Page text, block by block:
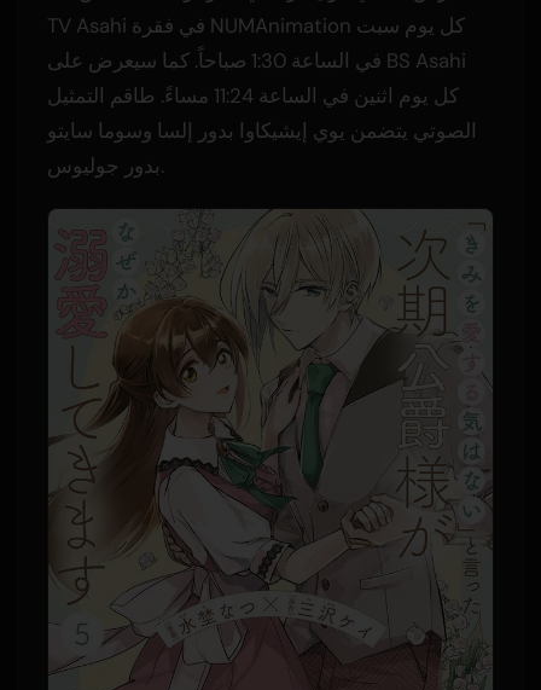
TV Asahi في فقرة NUMAnimation كل يوم سبت
في الساعة 1:30 صباحاً. كما سيعرض على BS Asahi
كل يوم اثنين في الساعة 11:24 مساءً. طاقم التمثيل
الصوتي يتضمن يوي إيشيكاوا بدور إلسا وسوما سايتو
بدور جوليوس.